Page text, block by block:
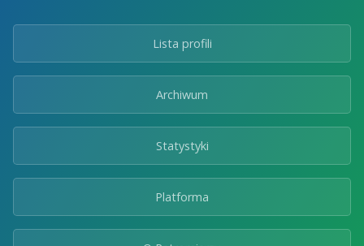
Lista profili
Archiwum
Statystyki
Platforma